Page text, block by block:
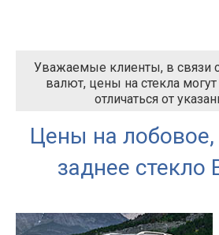
Уважаемые клиенты, в связи
валют, цены на стекла могут
отличаться от
Цены на лобовое,
заднее стекло